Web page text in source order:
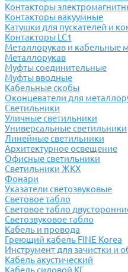
Контакторы
Контакторы вакуумные
Катушки для пускателей и
Контакторы LC1
Металлорукав и кабельные
Металлорукав
Муфты соединительные
Муфты вводные
Кабельные скобы
Оконцеватели для
Светильники
Уличные светильники
Универсальные светильники
Линейные светильники
Архитектурное освещение
Офисные светильники
Светильники ЖКХ
Фонари
Указатели светозвуковые
Световое табло
Световое табло
Светозвуковое табло
Кабель и провода
Греющий кабель FINE Korea
Инструмент для зачистки и
Кабель акустический
Кабель силовой КГ